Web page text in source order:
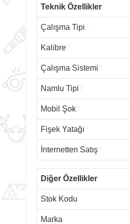
Teknik Özellikler
Çalışma Tipi
Kalibre
Çalışma Sistemi
Namlu Tipi
Mobil Şok
Fişek Yatağı
İnternetten Satış
Diğer Özellikler
Stok Kodu
Marka